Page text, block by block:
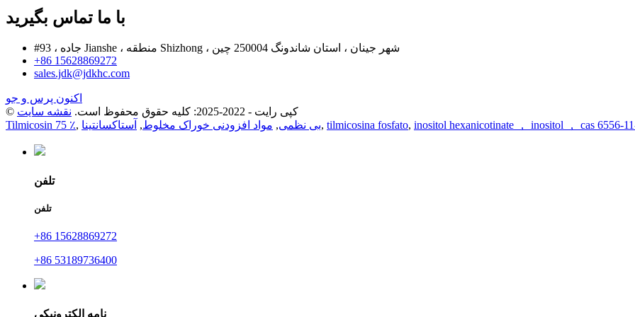
با ما تماس بگیرید
#93 ، جاده Jianshe ، منطقه Shizhong ، شهر جینان ، استان شاندونگ 250004 چین
+86 15628869272
sales.jdk@jdkhc.com
اکنون پرس و جو
© کپی رایت - 2022-2025: کلیه حقوق محفوظ است.
نقشه سایت
Tilmicosin 75 ٪, بی نظمی, مواد افزودنی خوراک مخلوط, آستاکسانتینا , tilmicosina fosfato, inositol hexanicotinate ， inositol ， cas 6556-
تلفن
تلفن
+86 15628869272
+86 53189736400
نامه الکترونیکی